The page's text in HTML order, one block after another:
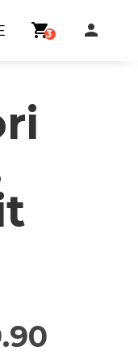
shopping_cart3 person